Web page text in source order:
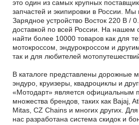
это один из самых крупных
запчастей и экипировки в России. Мы
Зарядное устройство Восток 220 В /
доставкой по всей России. На нашем
найти более 10000 товаров как для
мотокроссом, эндурокроссом и
так и для любителей
В каталоге представлены дорожные
эндуро, круизеры, квадроциклы и
«Мотодарт» является официальным
множества брендов, таких как Bajaj,
Mitas, CZ Chains и многих других.
нас разработана система скидок и